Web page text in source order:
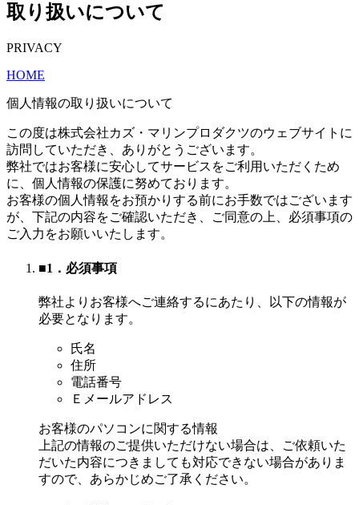
取り扱いについて
PRIVACY
HOME
個人情報の取り扱いについて
この度は株式会社カズ・マリンプロダクツのウェブサイトに
訪問していただき、ありがとうございます。
弊社ではお客様に安心してサービスをご利用いただくため
に、個人情報の保護に努めております。
お客様の個人情報をお預かりする前にお手数ではございます
が、下記の内容をご確認いただき、ご同意の上、必須事項の
ご入力をお願いいたします。
■1．必須事項
弊社よりお客様へご連絡するにあたり、以下の情報が
必要となります。
氏名
住所
電話番号
Ｅメールアドレス
お客様のパソコンに関する情報
上記の情報のご提供いただけない場合は、ご依頼いた
だいた内容につきましても対応できない場合がありま
すので、あらかじめご了承ください。